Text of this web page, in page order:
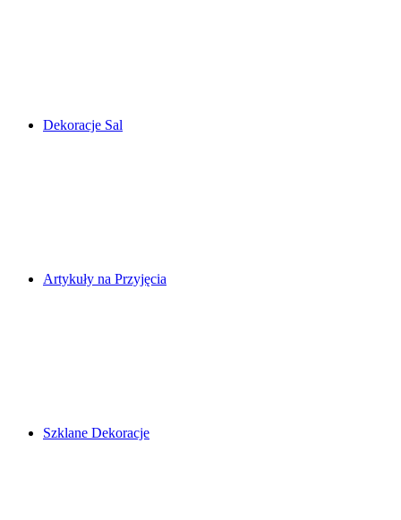
Dekoracje Sal
Artykuły na Przyjęcia
Szklane Dekoracje